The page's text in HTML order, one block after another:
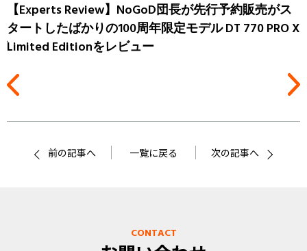
【Experts Review】NoGoD団長が先行予約販売がス
タートしたばかりの100周年限定モデル DT 770 PRO X
Limited Editionをレビュー
前の記事へ 一覧に戻る 次の記事へ
CONTACT